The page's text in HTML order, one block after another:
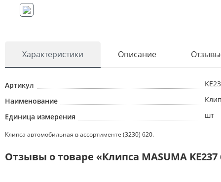
Характеристики Описание
Артикул
Наименование
Единица измерения
шт
Клипса автомобильная в ассортименте (3230) 620.
Отзывы о товаре «Клипса MASUMA KE237